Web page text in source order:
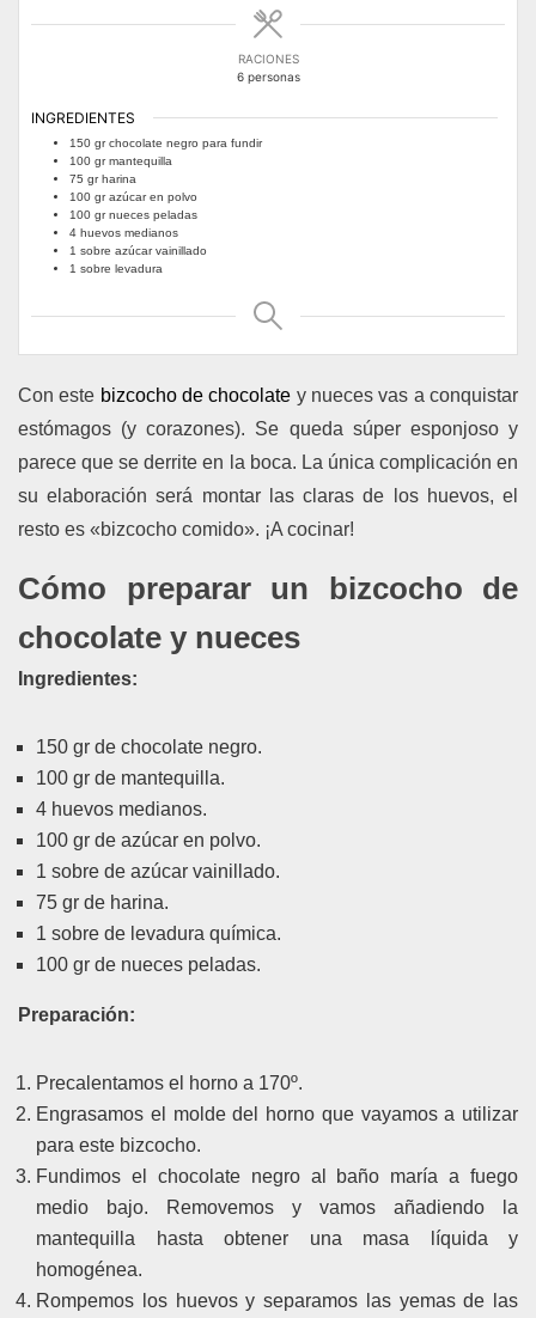
RACIONES
6 personas
INGREDIENTES
150 gr chocolate negro para fundir
100 gr mantequilla
75 gr harina
100 grazúcar en polvo
100 gr nueces peladas
4 huevos medianos
1 sobre azúcar vainillado
1 sobre levadura
Con este bizcocho de chocolate y nueces vas a conquistar
estómagos (y corazones). Se queda súper esponjoso y
parece que se derrite en la boca. La única complicación en
su elaboración será montar las claras de los huevos, el
resto es «bizcocho comido». ¡A cocinar!
Cómo preparar un bizcocho de
chocolate y nueces
Ingredientes:
150 gr de chocolate negro.
100 gr de mantequilla.
4 huevos medianos.
100 gr de azúcar en polvo.
1 sobre de azúcar vainillado.
75 gr de harina.
1 sobre de levadura química.
100 gr de nueces peladas.
Preparación:
Precalentamos el horno a 170º.
Engrasamos el molde del horno que vayamos a utilizar
para este bizcocho.
Fundimos el chocolate negro al baño maría a fuego
medio bajo. Removemos y vamos añadiendo la
mantequilla hasta obtener una masa líquida y
homogénea.
Rompemos los huevos y separamos las yemas de las